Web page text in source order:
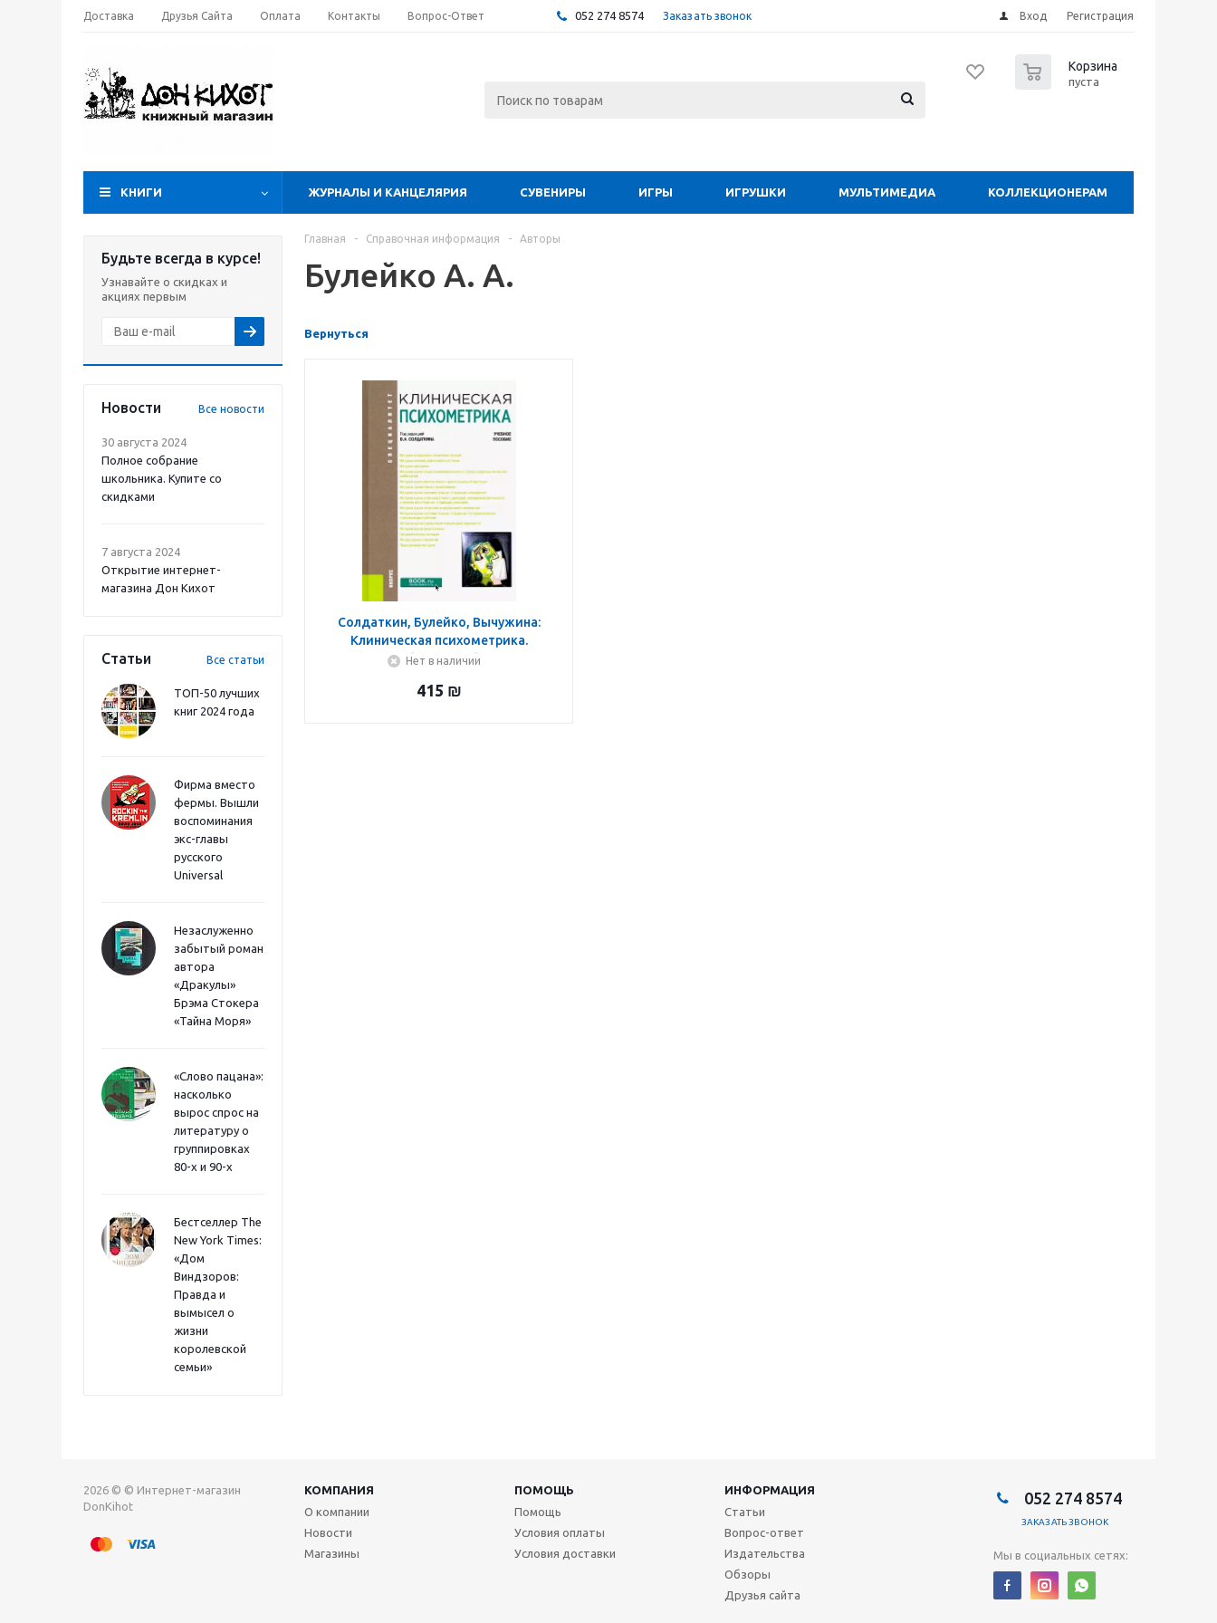
Доставка Друзья Сайта Оплата Контакты Вопрос-Ответ 052 274 8574 Заказать звонок Вход Регистрация
Корзина
пуста
КНИГИ ЖУРНАЛЫ И КАНЦЕЛЯРИЯ СУВЕНИРЫ ИГРЫ ИГРУШКИ МУЛЬТИМЕДИА КОЛЛЕКЦИОНЕРАМ
Будьте всегда в курсе!
Узнавайте о скидках и
акциях первым
Новости Все новости
30 августа 2024
Полное собрание
школьника. Купите со
скидками
7 августа 2024
Открытие интернет-
магазина Дон Кихот
Статьи Все статьи
ТОП-50 лучших
книг 2024 года
Фирма вместо
фермы. Вышли
воспоминания
экс-главы
русского
Universal
Незаслуженно
забытый роман
автора
«Дракулы»
Брэма Стокера
«Тайна Моря»
«Слово пацана»:
насколько
вырос спрос на
литературу о
группировках
80-х и 90-х
Бестселлер The
New York Times:
«Дом
Виндзоров:
Правда и
вымысел о
жизни
королевской
семьи»
Главная - Справочная информация - Авторы
Булейко А. А.
Вернуться
Солдаткин, Булейко, Вычужина:
Клиническая психометрика.
Учебное пособие
Нет в наличии
415 ₪
2026 © © Интернет-магазин
DonKihot
КОМПАНИЯ ПОМОЩЬ
ИНФОРМАЦИЯ
О компании
Новости
Магазины
Помощь
Условия оплаты
Условия доставки
Статьи
Вопрос-ответ
Издательства
Обзоры
Друзья сайта
052 274 8574
ЗАКАЗАТЬ ЗВОНОК
Мы в социальных сетях: